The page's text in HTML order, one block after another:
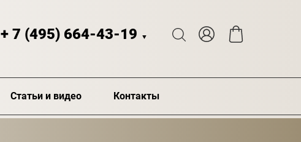
+ 7 (495) 664-43-19 ▼
Статьи и видео Контакты